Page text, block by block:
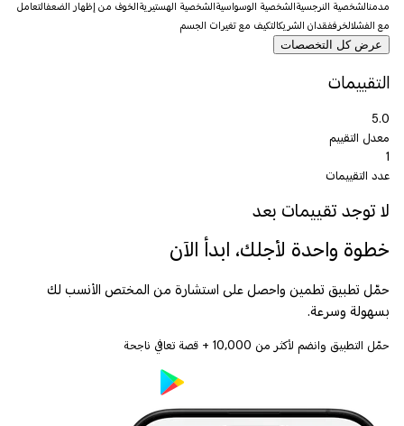
مدمنالشخصية النرجسية الشخصية الوسواسية الشخصية الهستيرية الخوف من إظهار الضعفالتعامل
مع الفشلالخرففقدان الشريكالتكيف مع تغيرات الجسم
عرض كل التخصصات
التقييمات
5.0
معدل التقييم
1
عدد التقييمات
لا توجد تقييمات بعد
خطوة واحدة لأجلك، ابدأ الآن
حمّل تطبيق تطمين واحصل على استشارة من المختص الأنسب لك
بسهولة وسرعة.
حمّل التطبيق وانضم لأكثر من 10,000 + قصة تعافي ناجحة